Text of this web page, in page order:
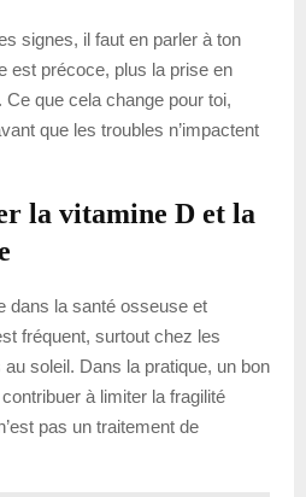
signes, il faut en parler à ton
est précoce, plus la prise en
que cela change pour toi,
que les troubles n’impactent
la vitamine D et la
dans la santé osseuse et
fréquent, surtout chez les
soleil. Dans la pratique, un bon
à limiter la fragilité
pas un traitement de